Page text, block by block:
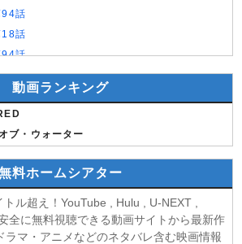
話
話
話
第6話
い義母と義姉 第5話
5話
の四天王がアイドルグループに転生した
り 第6話
さん、剣聖になるII 第5話
？いいえ、オールワークスメイドです
動画ランキング
ブ・ウォーター
料ホームシアター
ル超え！YouTube , Hulu , U-NEXT ,
全に無料視聴できる動画サイトから最新作
ラマ・アニメなどのネタバレ含む映画情報